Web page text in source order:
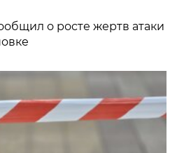
о росте жертв атаки